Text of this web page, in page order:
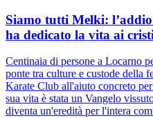
Siamo tutti Melki:
ha dedicato la vita ai
Centinaia di persone a Locarno
ponte tra culture e custode della
Karate Club all'aiuto concreto
sua vita è stata un Vangelo
diventa un'eredità per l'intera